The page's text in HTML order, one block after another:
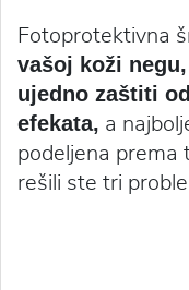
Fotoprotektivna
vašoj koži
ujedno zaštiti
efekata, a
podeljena prema
rešili ste tri